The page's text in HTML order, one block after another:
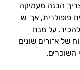
הבנה מעמיקה
פופולרית, אך יש
על מנת
של אזורים שונים
השוכרים.